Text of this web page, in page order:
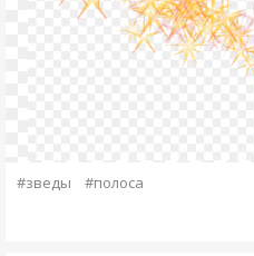
#зведы #полоса